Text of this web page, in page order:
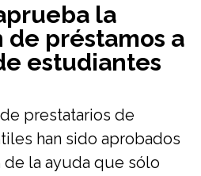
la
préstamos a
estudiantes
prestatarios de
han sido aprobados
de la ayuda que sólo